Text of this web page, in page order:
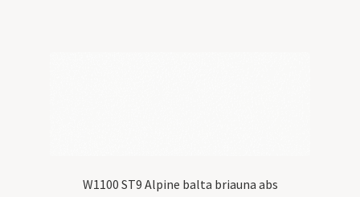
W1100 ST9 Alpine balta briauna abs